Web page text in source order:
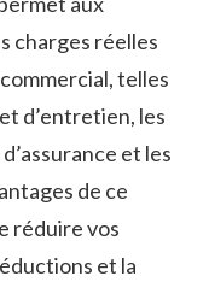
charges réelles
⁢telles
d’entretien, les
et les
de ce
réduire vos
et la